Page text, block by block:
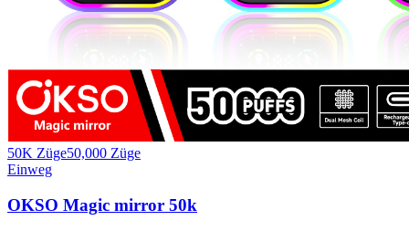
50K Züge50,000 Züge
Einweg
OKSO Magic mirror 50k